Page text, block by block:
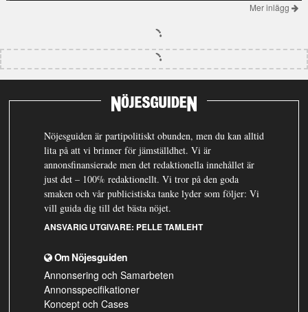
Mer inlägg
Nöjesguiden är partipolitiskt obunden, men du kan alltid
lita på att vi brinner för jämställdhet. Vi är
annonsfinansierade men det redaktionella innehållet är
just det – 100% redaktionellt. Vi tror på den goda
smaken och vår publicistiska tanke lyder som följer: Vi
vill guida dig till det bästa nöjet.
ANSVARIG UTGIVARE: PELLE TAMLEHT
Om Nöjesguiden
Annonsering och Samarbeten
Annonsspecifikationer
Koncept och Cases